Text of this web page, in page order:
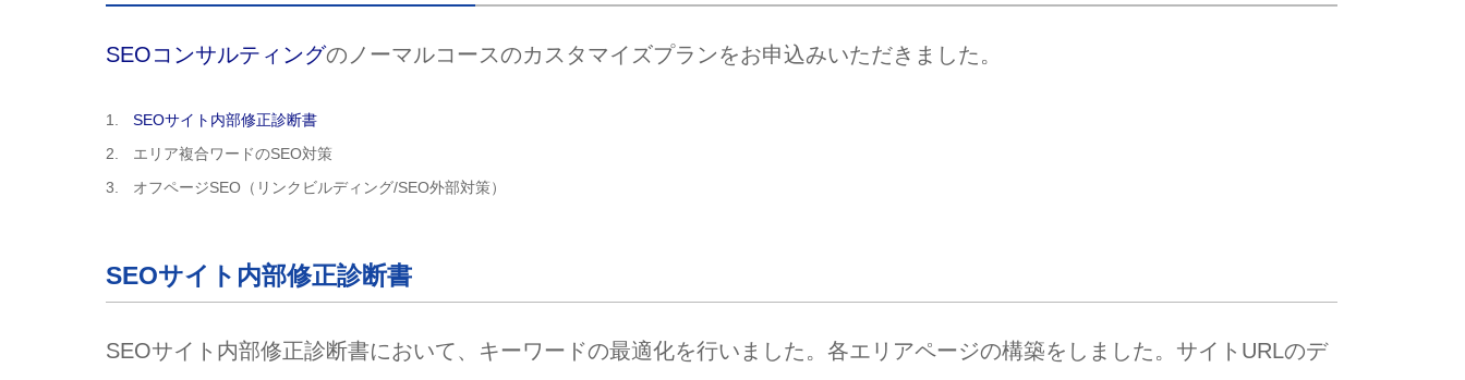
SEOコンサルティングのノーマルコースのカスタマイズプランをお申込みいただきました。
SEOサイト内部修正診断書
エリア複合ワードのSEO対策
オフページSEO（リンクビルディング/SEO外部対策）
SEOサイト内部修正診断書
SEOサイト内部修正診断書において、キーワードの最適化を行いました。各エリアページの構築をしました。サイトURLのデ